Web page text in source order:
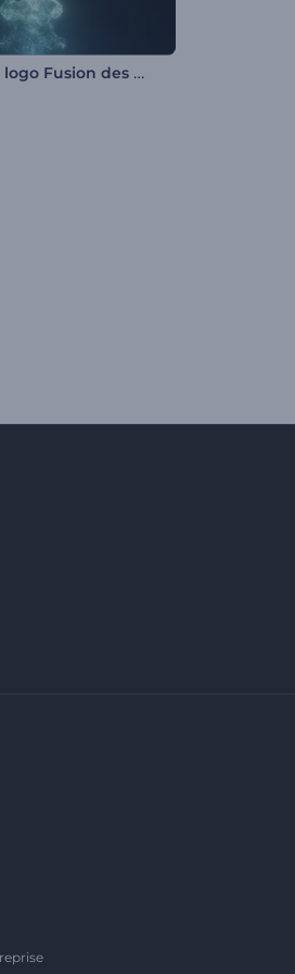
Animation du logo Fusion des poussières d'étoiles